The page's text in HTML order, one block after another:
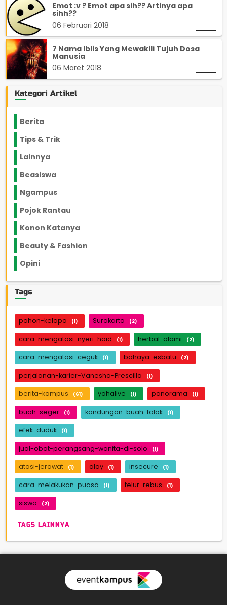
Emot :v ? Emot apa sih?? Artinya apa
sihh??
06 Februari 2018
7 Nama Iblis Yang Mewakili Tujuh Dosa
Manusia
06 Maret 2018
Kategori Artikel
Berita
Tips & Trik
Lainnya
Beasiswa
Ngampus
Pojok Rantau
Konon Katanya
Beauty & Fashion
Opini
Tags
pohon-kelapa (1) Surakarta (2)
cara-mengatasi-nyeri-haid (1) herbal-alami (2)
cara-mengatasi-ceguk (1) bahaya-esbatu (2)
perjalanan-karier-Vanesha-Prescilla (1)
berita-kampus (61) yohalive (1) panorama (1)
buah-seger (1) kandungan-buah-talok (1)
efek-duduk (1)
jual-obat-perangsang-wanita-di-solo (1)
atasi-jerawat (1) alay (1) insecure (1)
cara-melakukan-puasa (1) telur-rebus (1)
siswa (2)
TAGS LAINNYA